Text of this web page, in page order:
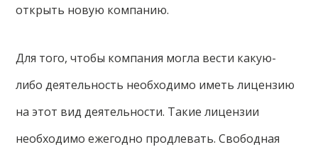
открыть новую компанию.
Для того, чтобы компания могла вести какую-
либо деятельность необходимо иметь лицензию
на этот вид деятельности. Такие лицензии
необходимо ежегодно продлевать. Свободная